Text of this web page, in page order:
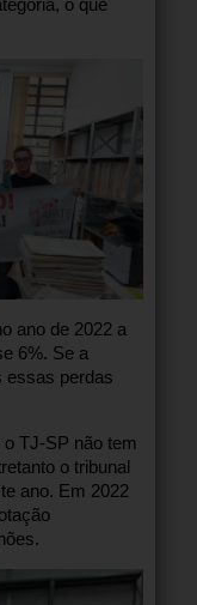
o que
ano de 2022 a
6%. Se a
essas perdas
TJ-SP não tem
o tribunal
ano. Em 2022